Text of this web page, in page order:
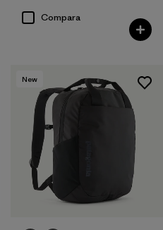
Compara
New